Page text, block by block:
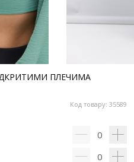
ПЛЕЧИМА
Код товару: 35589
0
0